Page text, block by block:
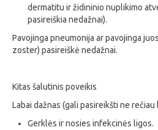
dermatitu ir židininio nuplikimo
pasireiškia nedažnai).
Pavojinga pneumonija ar pavojinga
zoster) pasireiškė nedažnai.
Kitas šalutinis poveikis
Labai dažnas (gali pasireikšti ne rečiau
Gerklės ir nosies infekcinės ligos.